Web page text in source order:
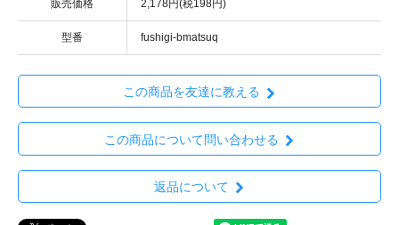
販売価格 2,178円(税198円)
型番 fushigi-bmatsuq
この商品を友達に教える
この商品について問い合わせる
返品について